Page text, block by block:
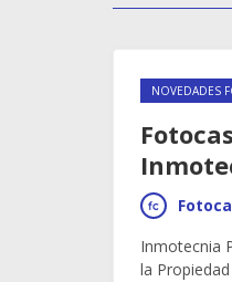
NOVEDADES
Inmotecnia
la